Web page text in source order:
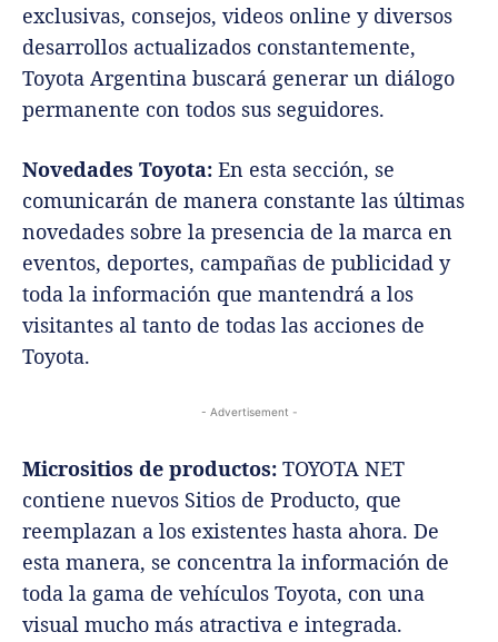
exclusivas, consejos, videos online y diversos
desarrollos actualizados constantemente,
Toyota Argentina buscará generar un diálogo
permanente con todos sus seguidores.
Novedades Toyota: En esta sección, se
comunicarán de manera constante las últimas
novedades sobre la presencia de la marca en
eventos, deportes, campañas de publicidad y
toda la información que mantendrá a los
visitantes al tanto de todas las acciones de
Toyota.
- Advertisement -
Micrositios de productos: TOYOTA NET
contiene nuevos Sitios de Producto, que
reemplazan a los existentes hasta ahora. De
esta manera, se concentra la información de
toda la gama de vehículos Toyota, con una
visual mucho más atractiva e integrada.